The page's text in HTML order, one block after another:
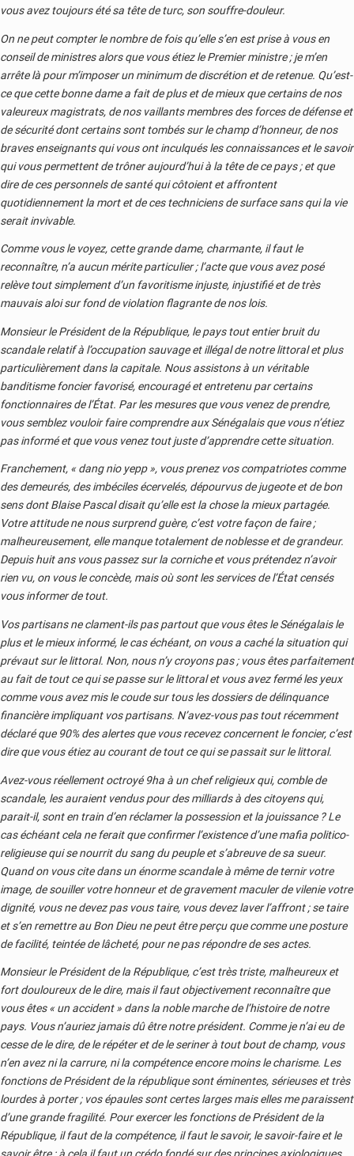
vous avez toujours été sa tête de turc, son souffre-douleur.
On ne peut compter le nombre de fois qu’elle s’en est prise à vous en
conseil de ministres alors que vous étiez le Premier ministre ; je m’en
arrête là pour m’imposer un minimum de discrétion et de retenue. Qu’est-
ce que cette bonne dame a fait de plus et de mieux que certains de nos
valeureux magistrats, de nos vaillants membres des forces de défense et
de sécurité dont certains sont tombés sur le champ d’honneur, de nos
braves enseignants qui vous ont inculqués les connaissances et le savoir
qui vous permettent de trôner aujourd’hui à la tête de ce pays ; et que
dire de ces personnels de santé qui côtoient et affrontent
quotidiennement la mort et de ces techniciens de surface sans qui la vie
serait invivable.
Comme vous le voyez, cette grande dame, charmante, il faut le
reconnaître, n’a aucun mérite particulier ; l’acte que vous avez posé
relève tout simplement d’un favoritisme injuste, injustifié et de très
mauvais aloi sur fond de violation flagrante de nos lois.
Monsieur le Président de la République, le pays tout entier bruit du
scandale relatif à l’occupation sauvage et illégal de notre littoral et plus
particulièrement dans la capitale. Nous assistons à un véritable
banditisme foncier favorisé, encouragé et entretenu par certains
fonctionnaires de l’État. Par les mesures que vous venez de prendre,
vous semblez vouloir faire comprendre aux Sénégalais que vous n’étiez
pas informé et que vous venez tout juste d’apprendre cette situation.
Franchement, « dang nio yepp », vous prenez vos compatriotes comme
des demeurés, des imbéciles écervelés, dépourvus de jugeote et de bon
sens dont Blaise Pascal disait qu’elle est la chose la mieux partagée.
Votre attitude ne nous surprend guère, c’est votre façon de faire ;
malheureusement, elle manque totalement de noblesse et de grandeur.
Depuis huit ans vous passez sur la corniche et vous prétendez n’avoir
rien vu, on vous le concède, mais où sont les services de l’État censés
vous informer de tout.
Vos partisans ne clament-ils pas partout que vous êtes le Sénégalais le
plus et le mieux informé, le cas échéant, on vous a caché la situation qui
prévaut sur le littoral. Non, nous n’y croyons pas ; vous êtes parfaitement
au fait de tout ce qui se passe sur le littoral et vous avez fermé les yeux
comme vous avez mis le coude sur tous les dossiers de délinquance
financière impliquant vos partisans. N’avez-vous pas tout récemment
déclaré que 90% des alertes que vous recevez concernent le foncier, c’est
dire que vous étiez au courant de tout ce qui se passait sur le littoral.
Avez-vous réellement octroyé 9ha à un chef religieux qui, comble de
scandale, les auraient vendus pour des milliards à des citoyens qui,
parait-il, sont en train d’en réclamer la possession et la jouissance ? Le
cas échéant cela ne ferait que confirmer l’existence d’une mafia politico-
religieuse qui se nourrit du sang du peuple et s’abreuve de sa sueur.
Quand on vous cite dans un énorme scandale à même de ternir votre
image, de souiller votre honneur et de gravement maculer de vilenie votre
dignité, vous ne devez pas vous taire, vous devez laver l’affront ; se taire
et s’en remettre au Bon Dieu ne peut être perçu que comme une posture
de facilité, teintée de lâcheté, pour ne pas répondre de ses actes.
Monsieur le Président de la République, c’est très triste, malheureux et
fort douloureux de le dire, mais il faut objectivement reconnaître que
vous êtes « un accident » dans la noble marche de l’histoire de notre
pays. Vous n’auriez jamais dû être notre président. Comme je n’ai eu de
cesse de le dire, de le répéter et de le seriner à tout bout de champ, vous
n’en avez ni la carrure, ni la compétence encore moins le charisme. Les
fonctions de Président de la république sont éminentes, sérieuses et très
lourdes à porter ; vos épaules sont certes larges mais elles me paraissent
d’une grande fragilité. Pour exercer les fonctions de Président de la
République, il faut de la compétence, il faut le savoir, le savoir-faire et le